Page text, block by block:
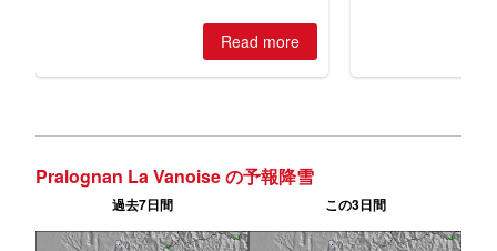
Pralognan La Vanoise の予報降雪
過去7日間 この3日間